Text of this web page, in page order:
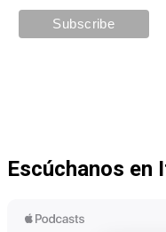
Escúchanos en